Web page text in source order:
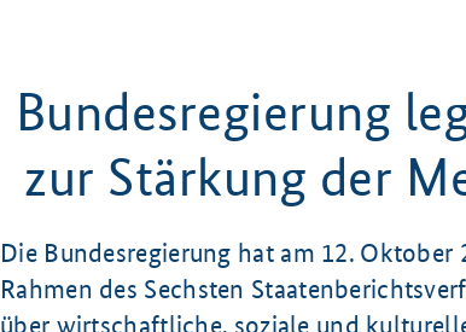
Bundesregierung
zur Stärkung der
Die Bundesregierung hat am 12.
Rahmen des Sechsten
über wirtschaftliche, soziale und